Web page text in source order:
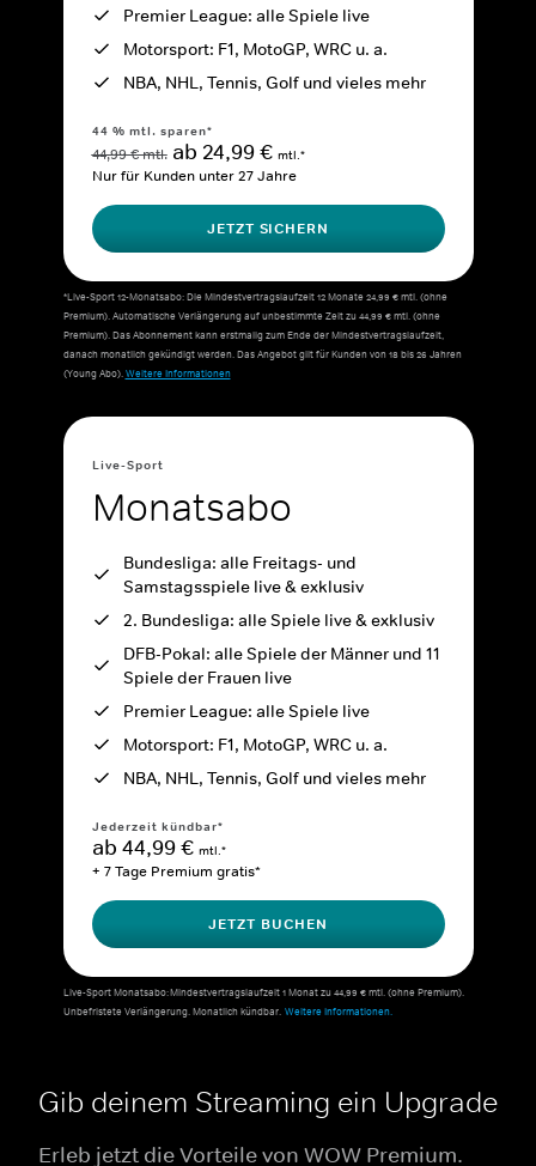
Premier League: alle Spiele live
Motorsport: F1, MotoGP, WRC u. a.
NBA, NHL, Tennis, Golf und vieles mehr
44 % mtl. sparen*
44,99 € mtl. ab 24,99 € mtl.*
Nur für Kunden unter 27 Jahre
JETZT SICHERN
*Live-Sport 12-Monatsabo: Die Mindestvertragslaufzeit 12 Monate 24,99 € mtl. (ohne
Premium). Automatische Verlängerung auf unbestimmte Zeit zu 44,99 € mtl. (ohne
Premium). Das Abonnement kann erstmalig zum Ende der Mindestvertragslaufzeit,
danach monatlich gekündigt werden. Das Angebot gilt für Kunden von 18 bis 26 Jahren
(Young Abo).Weitere Informationen
Live-Sport
Monatsabo
Bundesliga: alle Freitags- und
Samstagsspiele live & exklusiv
2. Bundesliga: alle Spiele live & exklusiv
DFB-Pokal: alle Spiele der Männer und 11
Spiele der Frauen live
Premier League: alle Spiele live
Motorsport: F1, MotoGP, WRC u. a.
NBA, NHL, Tennis, Golf und vieles mehr
Jederzeit kündbar*
ab 44,99 € mtl.*
+ 7 Tage Premium gratis*
JETZT BUCHEN
Live-Sport Monatsabo: Mindestvertragslaufzeit 1 Monat zu 44,99 € mtl. (ohne Premium).
Unbefristete Verlängerung. Monatlich kündbar. Weitere Informationen.
Gib deinem Streaming ein Upgrade
Erleb jetzt die Vorteile von WOW Premium.